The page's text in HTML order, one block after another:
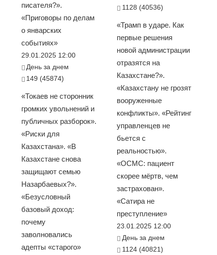
писателя?».
«Приговоры по делам
о январских
событиях»
29.01.2025 12:00
День за днем
149 (45874)
«Токаев не сторонник
громких увольнений и
публичных разборок».
«Риски для
Казахстана». «В
Казахстане снова
защищают семью
Назарбаевых?».
«Безусловный
базовый доход:
почему
заволновались
адепты «старого»
1128 (40536)
«Трамп в ударе. Как
первые решения
новой администрации
отразятся на
Казахстане?».
«Казахстану не грозят
вооруженные
конфликты». «Рейтинг
управленцев не
бьется с
реальностью».
«ОСМС: пациент
скорее мёртв, чем
застрахован».
«Сатира не
преступление»
23.01.2025 12:00
День за днем
1124 (40821)